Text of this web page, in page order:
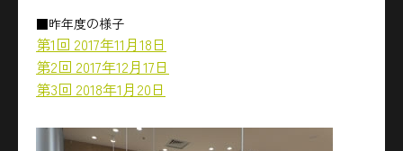
■昨年度の様子
第1回 2017年11月18日
第2回 2017年12月17日
第3回 2018年1月20日